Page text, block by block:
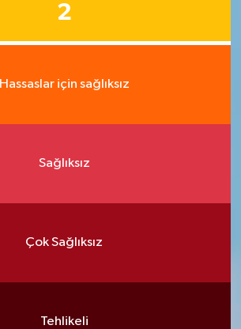
2
Hassaslar için sağlıksız
Sağlıksız
Çok Sağlıksız
Tehlikeli